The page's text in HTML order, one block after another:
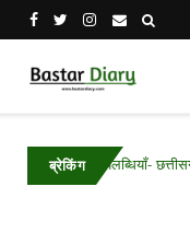
ब्रेकिंग
की उपलब्धियाँ- छत्तीसगढ़ का